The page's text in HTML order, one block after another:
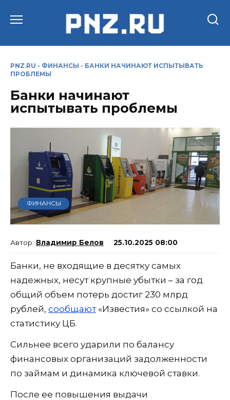
PNZ.RU - ФИНАНСЫ - БАНКИ НАЧИНАЮТ ИСПЫТЫВАТЬ
ПРОБЛЕМЫ
Банки начинают
испытывать проблемы
ФИНАНСЫ
Владимир Белов 25.10.2025 08:00
Банки, не входящие в десятку самых
надежных, несут крупные убытки – за год
общий объем потерь достиг 230 млрд
рублей, сообщают«Известия» со ссылкой на
статистику ЦБ.
Сильнее всего ударили по балансу
финансовых организаций задолженности
по займам и динамика ключевой ставки.
После ее повышения выдачи